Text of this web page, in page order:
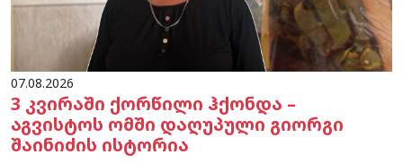
07.08.2026
3 კვირაში ქორწილი ჰქონდა –
აგვისტოს ომში დაღუპული გიორგი
შაინიძის ისტორია